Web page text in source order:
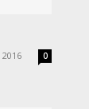
0